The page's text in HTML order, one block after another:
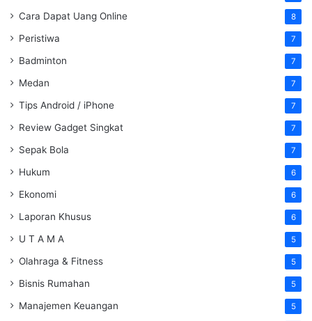
Cara Dapat Uang Online 8
Peristiwa 7
Badminton 7
Medan 7
Tips Android / iPhone 7
Review Gadget Singkat 7
Sepak Bola 7
Hukum 6
Ekonomi 6
Laporan Khusus 6
U T A M A 5
Olahraga & Fitness 5
Bisnis Rumahan 5
Manajemen Keuangan 5